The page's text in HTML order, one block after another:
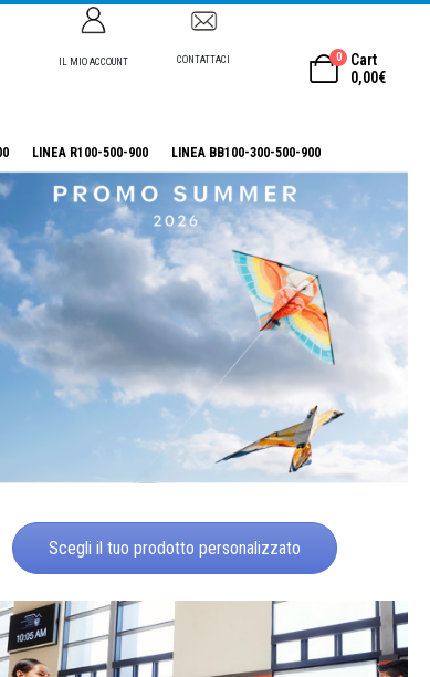
IL MIO ACCOUNT CONTATTACI 0
Cart
0,00€
LINEA R100-500-900 LINEA BB100-300-500-900
Scegli il tuo prodotto personalizzato